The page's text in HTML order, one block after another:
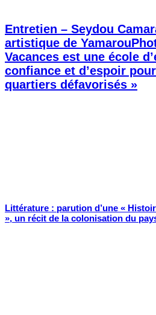
Entretien – Seydou
artistique de
Vacances est une école
confiance et d’espoir
quartiers défavorisés »
Littérature : parution d’une «
», un récit de la colonisation du